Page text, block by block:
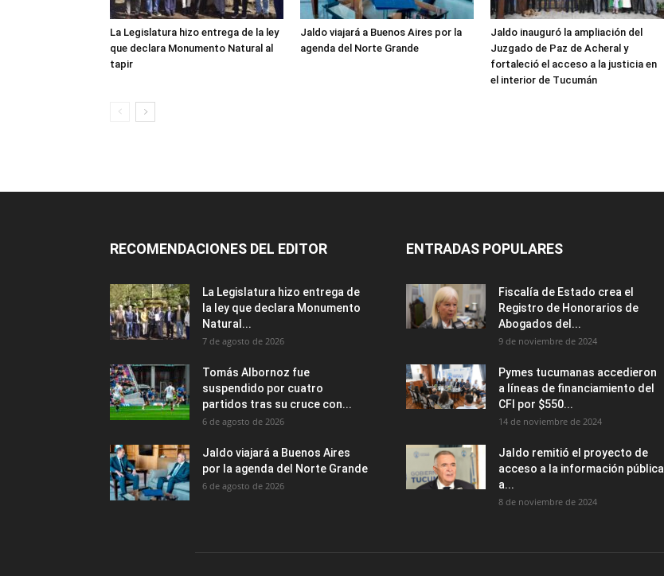
La Legislatura hizo entrega de la ley
que declara Monumento Natural al
tapir
Jaldo viajará a Buenos Aires por la
agenda del Norte Grande
Jaldo inauguró la ampliación del
Juzgado de Paz de Acheral y
fortaleció el acceso a la justicia en
el interior de Tucumán
RECOMENDACIONES DEL EDITOR
La Legislatura hizo entrega de
la ley que declara Monumento
Natural...
7 de agosto de 2026
Tomás Albornoz fue
suspendido por cuatro
partidos tras su cruce con...
6 de agosto de 2026
Jaldo viajará a Buenos Aires
por la agenda del Norte Grande
6 de agosto de 2026
ENTRADAS POPULARES
Fiscalía de Estado crea el
Registro de Honorarios de
Abogados del...
9 de noviembre de 2024
Pymes tucumanas accedieron
a líneas de financiamiento del
CFI por $550...
14 de noviembre de 2024
Jaldo remitió el proyecto de
acceso a la información pública
a...
8 de noviembre de 2024